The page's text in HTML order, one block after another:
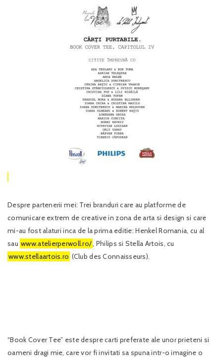
Despre partenerii mei: Trei branduri care au platforme de
comunicare extrem de creative in zona de arta si design si care
mi-au fost alaturi inca de la prima editie: Henkel Romania, cu al
sau www.atelierperwoll.ro/, Philips si Stella Artois, cu
www.stellaartois.ro (Club des Connaisseurs).
“Book Cover Tee” este despre carti preferate ale unor prieteni si
oameni dragi mie, care vor fi invitati sa spuna intr-o imagine o